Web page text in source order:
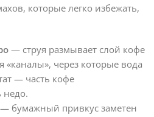
которые легко избежать,
— струя размывает слой кофе
«каналы», через которые вода
— часть кофе
недо.
— бумажный привкус заметен